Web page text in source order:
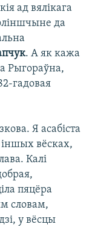
ад вялікага
да
. А як кажа
Рыгораўна,
гадовая
Я асабіста
іншых вёсках,
Калі
пяцёра
словам,
у вёсцы